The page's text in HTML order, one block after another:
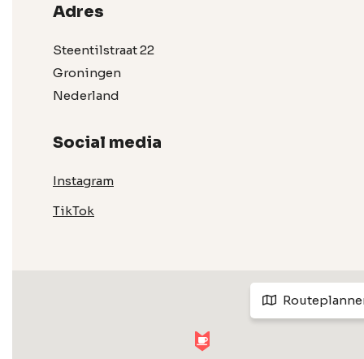
Adres
Steentilstraat 22
Groningen
Nederland
Social media
Instagram
TikTok